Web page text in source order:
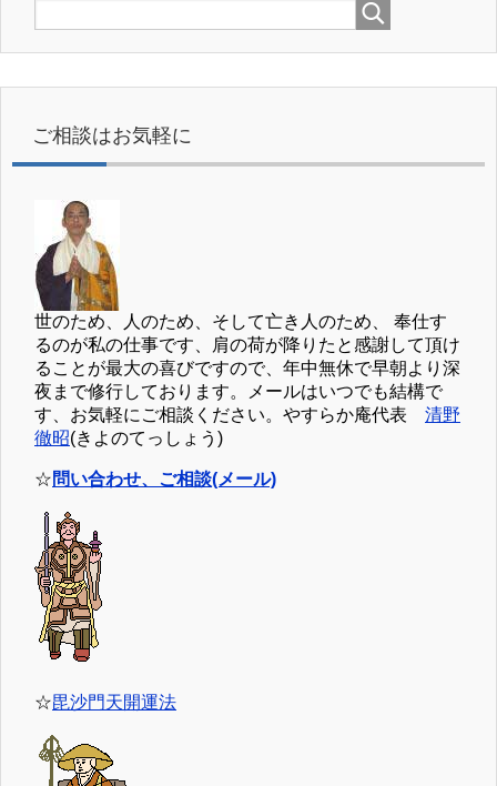
ご相談はお気軽に
世のため、人のため、そして亡き人のため、 奉仕す
るのが私の仕事です、肩の荷が降りたと感謝して頂け
ることが最大の喜びですので、年中無休で早朝より深
夜まで修行しております。メールはいつでも結構で
す、お気軽にご相談ください。やすらか庵代表 清野
徹昭(きよのてっしょう)
☆問い合わせ、ご相談(メール)
☆毘沙門天開運法